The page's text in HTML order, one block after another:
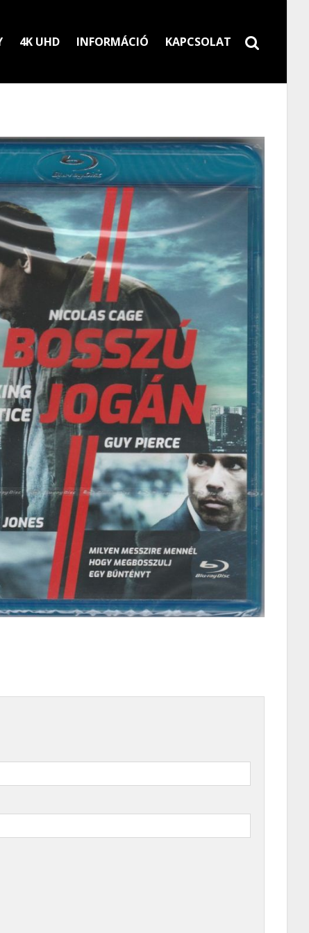
4K UHD INFORMÁCIÓ KAPCSOLAT